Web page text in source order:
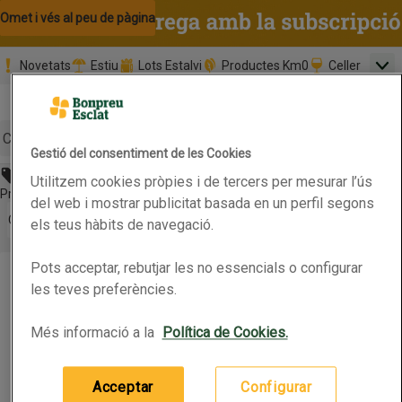
Omet i vés al contingut
Omet i vés a la cerca
Omet i vés al peu de pàgina
Novetats Estiu Lots Estalvi Productes Km0 Celler
Promoció clients nous
Botó del menú principal
Abans 4,95€
Preu rebaixat. Vàlid fins 13/07/2026
Obre-ho per veure una llista de les opcions d'ordenació
Ordena
Productes en oferta
KRAFFT Netejador parabrises elimina insectesKRAFFT Netejador parabrises elimina insectes
5L (0,99 € per litre)
4,95 €
Afegeix
Gestió del consentiment de les Cookies
Utilitzem cookies pròpies i de tercers per mesurar l’ús
del web i mostrar publicitat basada en un perfil segons
els teus hàbits de navegació.
Pots acceptar, rebutjar les no essencials o configurar
les teves preferències.
Més informació a la Política de Cookies.
Configurar
Acceptar